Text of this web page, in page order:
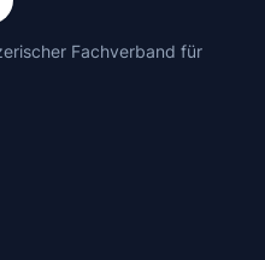
Fachverband für